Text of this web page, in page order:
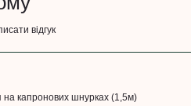
відгук
на капронових шнурках (1,5м)